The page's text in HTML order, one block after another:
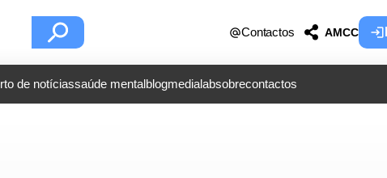
Contactos AMCC
de notíciassaúde mentalblogmedialabsobrecontactos